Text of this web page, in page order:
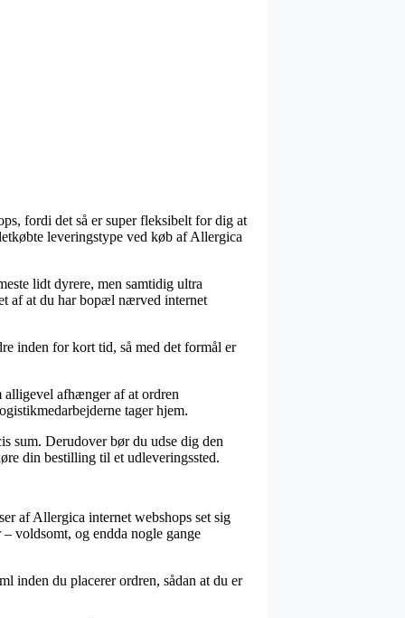
fordi det så er super fleksibelt for dig at
leveringstype ved køb af Allergica
lidt dyrere, men samtidig ultra
af at du har bopæl nærved internet
inden for kort tid, så med det formål er
afhænger af at ordren
tager hjem.
sum. Derudover bør du udse dig den
din bestilling til et udleveringssted.
af Allergica internet webshops set sig
voldsomt, og endda nogle gange
inden du placerer ordren, sådan at du er